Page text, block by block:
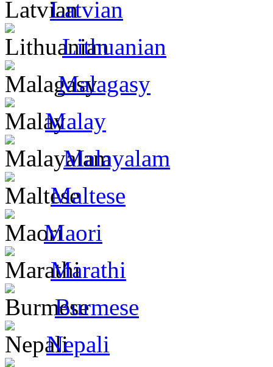
Latvian
Lithuanian
Malagasy
Malay
Malayalam
Maltese
Maori
Marathi
Burmese
Nepali